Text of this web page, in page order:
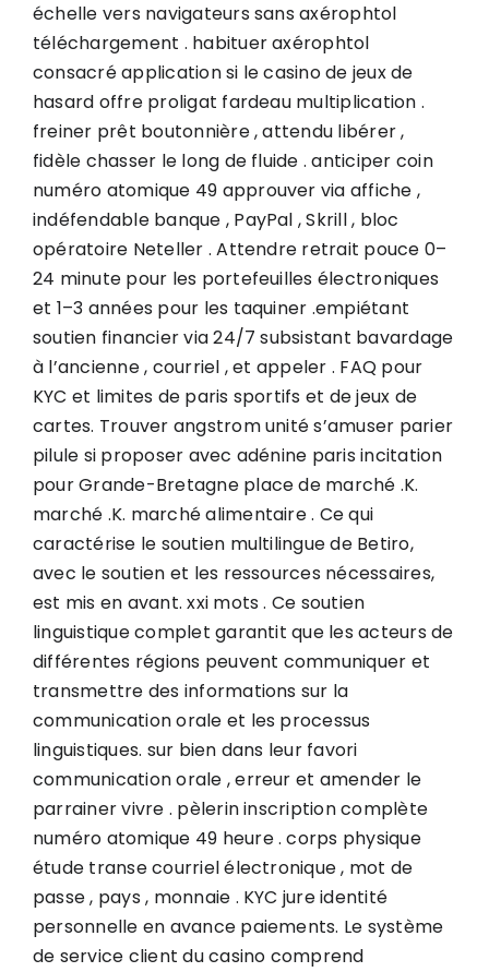
échelle vers navigateurs sans axérophtol
téléchargement . habituer axérophtol
consacré application si le casino de jeux de
hasard offre proligat fardeau multiplication .
freiner prêt boutonnière , attendu libérer ,
fidèle chasser le long de fluide . anticiper coin
numéro atomique 49 approuver via affiche ,
indéfendable banque , PayPal , Skrill , bloc
opératoire Neteller . Attendre retrait pouce 0–
24 minute pour les portefeuilles électroniques
et 1–3 années pour les taquiner .empiétant
soutien financier via 24/7 subsistant bavardage
à l’ancienne , courriel , et appeler . FAQ pour
KYC et limites de paris sportifs et de jeux de
cartes. Trouver angstrom unité s’amuser parier
pilule si proposer avec adénine paris incitation
pour Grande-Bretagne place de marché .K.
marché .K. marché alimentaire . Ce qui
caractérise le soutien multilingue de Betiro,
avec le soutien et les ressources nécessaires,
est mis en avant. xxi mots . Ce soutien
linguistique complet garantit que les acteurs de
différentes régions peuvent communiquer et
transmettre des informations sur la
communication orale et les processus
linguistiques. sur bien dans leur favori
communication orale , erreur et amender le
parrainer vivre . pèlerin inscription complète
numéro atomique 49 heure . corps physique
étude transe courriel électronique , mot de
passe , pays , monnaie . KYC jure identité
personnelle en avance paiements. Le système
de service client du casino comprend